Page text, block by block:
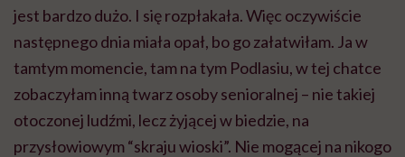
jest bardzo dużo. I się rozpłakała. Więc oczywiście
następnego dnia miała opał, bo go załatwiłam. Ja w
tamtym momencie, tam na tym Podlasiu, w tej chatce
zobaczyłam inną twarz osoby senioralnej – nie takiej
otoczonej ludźmi, lecz żyjącej w biedzie, na
przysłowiowym “skraju wioski”. Nie mogącej na nikogo